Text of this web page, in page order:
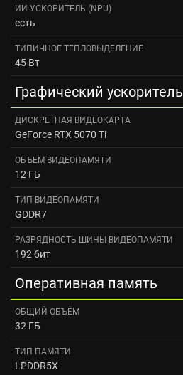
ИИ-УСКОРИТЕЛЬ (NPU)
есть
ТИПИЧНОЕ ТЕПЛОВЫДЕЛЕНИЕ
45 Вт
Графический ускоритель
ДИСКРЕТНАЯ ВИДЕОКАРТА
GeForce RTX 5070 Ti
ОБЪЕМ ВИДЕОПАМЯТИ
12 ГБ
ТИП ВИДЕОПАМЯТИ
GDDR7
РАЗРЯДНОСТЬ ШИНЫ ВИДЕОПАМЯТИ
192 бит
Оперативная память
ОБЩИЙ ОБЪЁМ
32 ГБ
ТИП ПАМЯТИ
LPDDR5X